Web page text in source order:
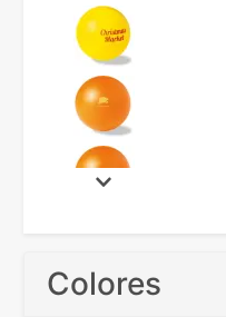
Colores